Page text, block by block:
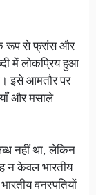
रूप से फ्रांस और
में लोकप्रिय हुआ
इसे आमतौर पर
और मसाले
नहीं था, लेकिन
न केवल भारतीय
वनस्पतियों